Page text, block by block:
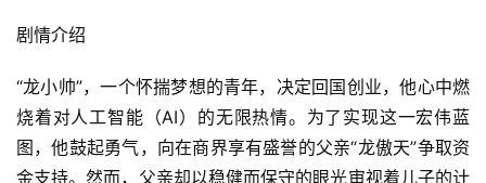
剧情介绍
“龙小帅”，一个怀揣梦想的青年，决定回国创业，他心中燃
烧着对人工智能（AI）的无限热情。为了实现这一宏伟蓝
图，他鼓起勇气，向在商界享有盛誉的父亲“龙傲天”争取资
金支持。然而，父亲却以稳健而保守的眼光审视着儿子的计